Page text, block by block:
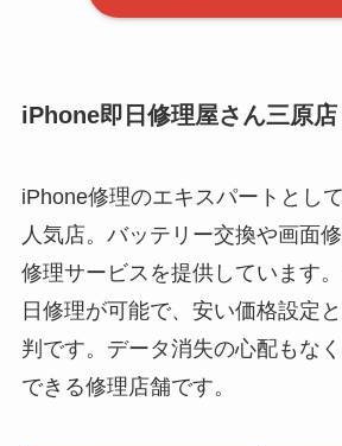
iPhone即日修理屋さん三原店
iPhone修理のエキスパートとし
人気店。バッテリー交換や画面
修理サービスを提供しています
日修理が可能で、安い価格設定
判です。データ消失の心配もな
できる修理店舗です。